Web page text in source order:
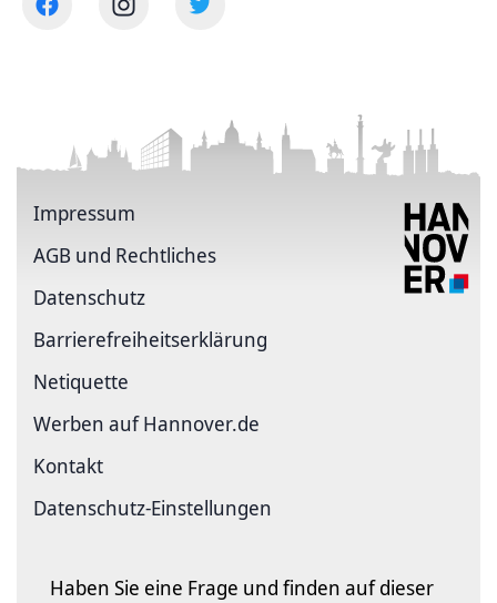
Impressum
AGB und Rechtliches
Datenschutz
Barriere­freiheits­erklärung
Netiquette
Werben auf Hannover.de
Kontakt
Datenschutz-Einstellungen
Haben Sie eine Frage und finden auf dieser